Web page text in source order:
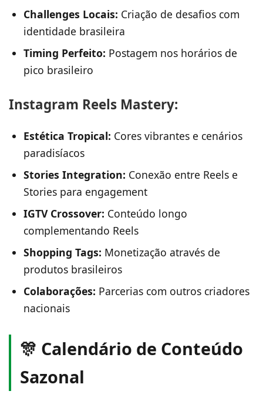
Challenges Locais: Criação de desafios com
identidade brasileira
Timing Perfeito: Postagem nos horários de
pico brasileiro
Instagram Reels Mastery:
Estética Tropical: Cores vibrantes e cenários
paradisíacos
Stories Integration: Conexão entre Reels e
Stories para engagement
IGTV Crossover: Conteúdo longo
complementando Reels
Shopping Tags: Monetização através de
produtos brasileiros
Colaborações: Parcerias com outros criadores
nacionais
🎊 Calendário de Conteúdo
Sazonal